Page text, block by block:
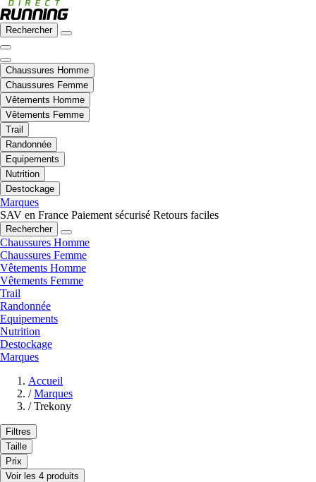
Rechercher
Chaussures Homme
Chaussures Femme
Vêtements Homme
Vêtements Femme
Trail
Randonnée
Equipements
Nutrition
Destockage
Marques
SAV en France Paiement sécurisé Retours faciles
Rechercher
Chaussures Homme
Chaussures Femme
Vêtements Homme
Vêtements Femme
Trail
Randonnée
Equipements
Nutrition
Destockage
Marques
Accueil
/ Marques
/ Trekony
Filtres
Taille
Prix
Voir les 4 produits